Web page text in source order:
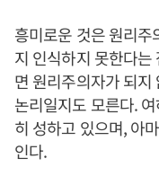
흥미로운 것은 원리
지 인식하지 못한다
면 원리주의자가 되
논리일지도 모른다.
히 성하고 있으며, 아
인다.